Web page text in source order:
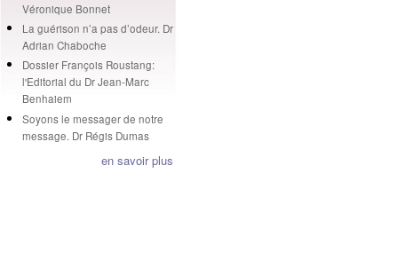
Véronique Bonnet
La guérison n’a pas d’odeur. Dr
Adrian Chaboche
Dossier François Roustang:
l'Editorial du Dr Jean-Marc
Benhaiem
Soyons le messager de notre
message. Dr Régis Dumas
en savoir plus